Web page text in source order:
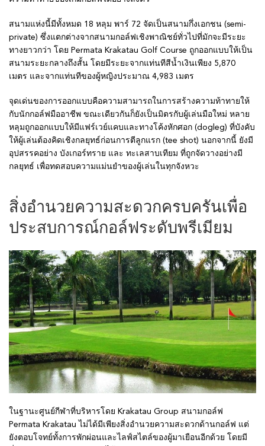
สนามแห่งนี้มีทั้งหมด 18 หลุม พาร์ 72 จัดเป็นสนามกึ่งเอกชน (semi-
private) ซึ่งแตกต่างจากสนามกอล์ฟเชิงพาณิชย์ทั่วไปที่มักจะมีระยะ
ทางยาวกว่า โดย Permata Krakatau Golf Course ถูกออกแบบให้เป็น
สนามระยะกลางถึงสั้น โดยมีระยะจากแท่นทีสีน้ำเงินเพียง 5,870
เมตร และจากแท่นทีของผู้หญิงประมาณ 4,983 เมตร
จุดเด่นของการออกแบบคือความสามารถในการสร้างความท้าทายให้
กับนักกอล์ฟมืออาชีพ ขณะเดียวกันก็ยังเป็นมิตรกับผู้เล่นมือใหม่ หลาย
หลุมถูกออกแบบให้มีแฟร์เวย์แคบและทางโค้งหักศอก (dogleg) ที่บังคับ
ให้ผู้เล่นต้องคิดเชิงกลยุทธ์ก่อนการตีลูกแรก (tee shot) นอกจากนี้ ยังมี
อุปสรรคอย่าง บังเกอร์ทราย และ ทะเลสาบเทียม ที่ถูกจัดวางอย่างมี
กลยุทธ์ เพื่อทดสอบความแม่นยำของผู้เล่นในทุกจังหวะ
สิ่งอำนวยความสะดวกครบครันเพื่อ
ประสบการณ์กอล์ฟระดับพรีเมียม
ในฐานะศูนย์กีฬาที่บริหารโดย Krakatau Group สนามกอล์ฟ
Permata Krakatau ไม่ได้มีเพียงสิ่งอำนวยความสะดวกด้านกอล์ฟ แต่
ยังตอบโจทย์ทั้งการพักผ่อนและไลฟ์สไตล์ของผู้มาเยือนอีกด้วย โดยมี